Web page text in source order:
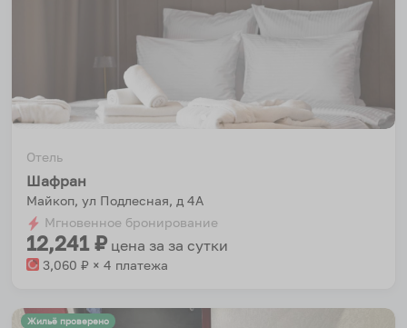
Отель
Шафран
Майкоп, ул Подлесная, д 4А
Мгновенное бронирование
12,241₽ цена за за сутки
3,060 ₽ × 4 платежа
Жильё проверено